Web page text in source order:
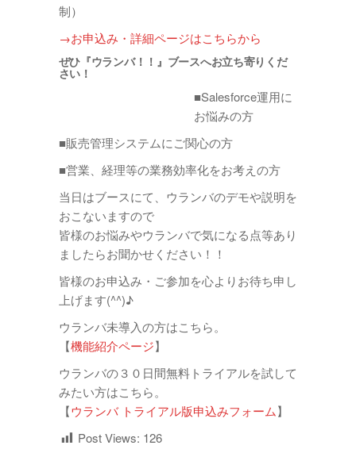
制）
→お申込み・詳細ページはこちらから
ぜひ『ウランバ！！』ブースへお立ち寄りくだ
さい！
■Salesforce運用に
お悩みの方
■販売管理システムにご関心の方
■営業、経理等の業務効率化をお考えの方
当日はブースにて、ウランバのデモや説明を
おこないますので
皆様のお悩みやウランバで気になる点等あり
ましたらお聞かせください！！
皆様のお申込み・ご参加を心よりお待ち申し
上げます(^^)♪
ウランバ未導入の方はこちら。
【機能紹介ページ】
ウランバの３０日間無料トライアルを試して
みたい方はこちら。
【ウランバ トライアル版申込みフォーム】
Post Views: 126